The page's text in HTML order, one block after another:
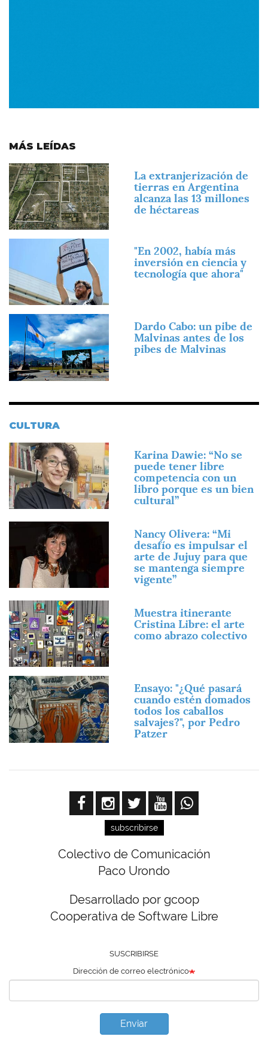
MÁS LEÍDAS
Imagen
La extranjerización de
tierras en Argentina
alcanza las 13 millones
de héctareas
"En 2002, había más
inversión en ciencia y
tecnología que ahora"
Imagen
Dardo Cabo: un pibe de
Malvinas antes de los
pibes de Malvinas
CULTURA
Imagen
Karina Dawie: “No se
puede tener libre
competencia con un
libro porque es un bien
cultural”
Imagen
Nancy Olivera: “Mi
desafío es impulsar el
arte de Jujuy para que
se mantenga siempre
vigente”
Imagen
Muestra itinerante
Cristina Libre: el arte
como abrazo colectivo
Imagen
Ensayo: "¿Qué pasará
cuando estén domados
todos los caballos
salvajes?", por Pedro
Patzer
subscribirse
Colectivo de Comunicación
Paco Urondo
Desarrollado por gcoop
Cooperativa de Software Libre
SUSCRIBIRSE
Dirección de correo electrónico
Enviar